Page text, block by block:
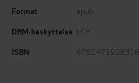
Format epub
DRM-beskyttelse LCP
ISBN 9781471908316